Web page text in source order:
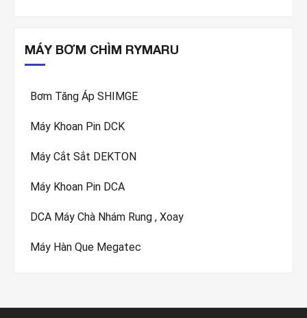
MÁY BƠM CHÌM RYMARU
Bơm Tăng Áp SHIMGE
Máy Khoan Pin DCK
Máy Cắt Sắt DEKTON
Máy Khoan Pin DCA
DCA Máy Chà Nhám Rung , Xoay
Máy Hàn Que Megatec